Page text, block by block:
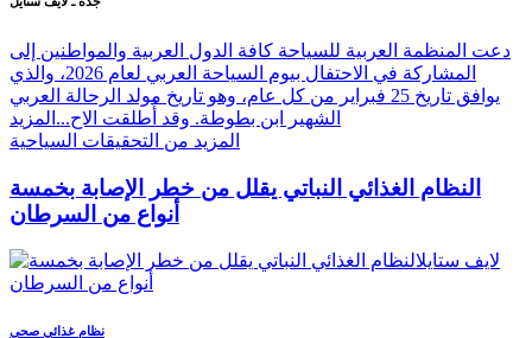
دعت المنظمة العربية للسياحة كافة الدول العربية والمواطنين إلى
المشاركة في الاحتفال بيوم السياحة العربي لعام 2026، والذي
يوافق تاريخ 25 فبراير من كل عام، وهو تاريخ مولد الرحالة العربي
الشهير ابن بطوطة. وقد أُطلقت الاح... المزيد
المزيد من التحقيقات السياحية
النظام الغذائي النباتي يقلل من خطر الإصابة بخمسة
أنواع من السرطان
نظام غذائي صحي